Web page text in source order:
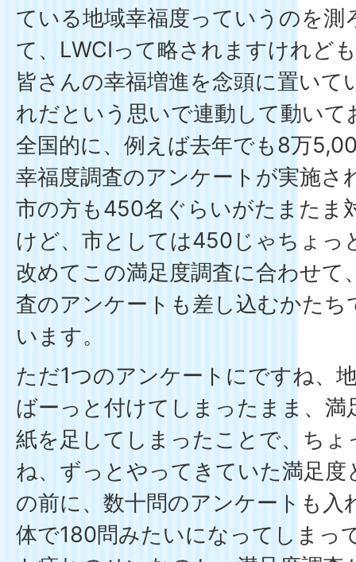
ている地域幸福度っていうのを
て、LWCIって略されますけれど
皆さんの幸福増進を念頭に置いて
れだという思いで連動して動い
全国的に、例えば去年でも8万
幸福度調査のアンケートが実施さ
市の方も450名ぐらいがたまたま
けど、市としては450じゃちょっ
改めてこの満足度調査に合わせて
査のアンケートも差し込むかた
います。
ただ1つのアンケートにですね、
ばーっと付けてしまったまま、満
紙を足してしまったことで、ち
ね、ずっとやってきていた満足度
の前に、数十問のアンケートも入
体で180問みたいになってしまっ